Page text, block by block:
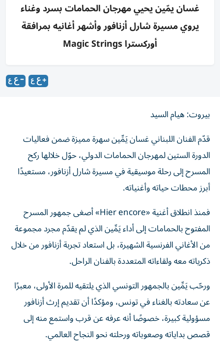
غسان يمّين يحيي مهرجان الحمامات بسرد وغناء
يروي مسيرة شارل أزنافور وأشهر أغانيه بمرافقة
أوركسترا Magic Strings
بيروت: هيام السيد
قدّم الفنان اللبناني غسان يَمِّين سهرة مميزة ضمن فعاليات
الدورة الستين لمهرجان الحمامات الدولي، حوّل خلالها ركح
المسرح إلى رحلة موسيقية في مسيرة شارل أزنافور، مستعيدًا
أبرز محطات حياته وأغنياته.
فمنذ انطلاق أغنية «Hier encore» أصغى جمهور المسرح
المفتوح بالحمامات إلى أداء يَمِّين الذي لم يقدّم مجرد مجموعة
من الأغاني الفرنسية الشهيرة، بل استعاد تجربة أزنافور من خلال
ذكرياته معه ولقاءاته المتعددة بالفنان الراحل.
ورحّب يَمِّين بالجمهور التونسي الذي يلتقيه للمرة الأولى، معبرًا
عن سعادته بالغناء في تونس، ومؤكدًا أن تقديم إرث أزنافور
مسؤولية كبيرة، خصوصًا أنه عرفه عن قرب واستمع منه إلى
قصص بداياته وصعوباته ورحلته نحو النجاح العالمي.